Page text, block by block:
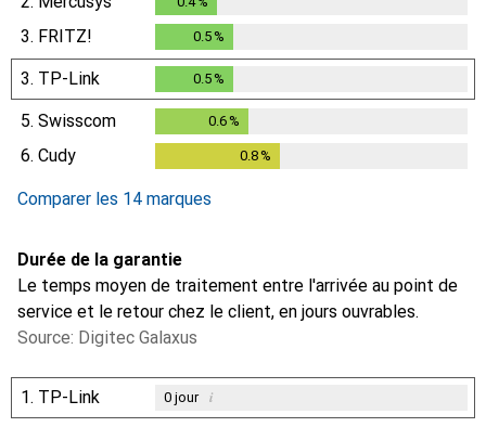
3. FRITZ! 0.5%
3. TP-Link 0.5%
5. Swisscom 0.6 %
6. Cudy 0.8%
Comparer les 14 marques
Durée de la garantie
Le temps moyen de traitement entre l'arrivée au point de
service et le retour chez le client, en jours ouvrables.
Source: Digitec Galaxus
1. TP-Link 0jour i